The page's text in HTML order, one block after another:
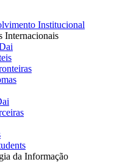
Institucional
Internacionais
da Informação